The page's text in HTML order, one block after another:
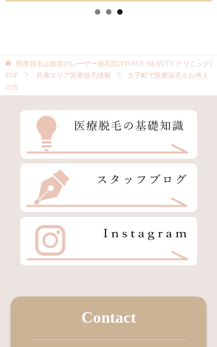
医療脱毛は姫路のレーザー脱毛院[VIVACE BEAUTY クリニック]
TOP
兵庫エリア医療脱毛情報
太子町で医療脱毛をお考え
の方
Contact